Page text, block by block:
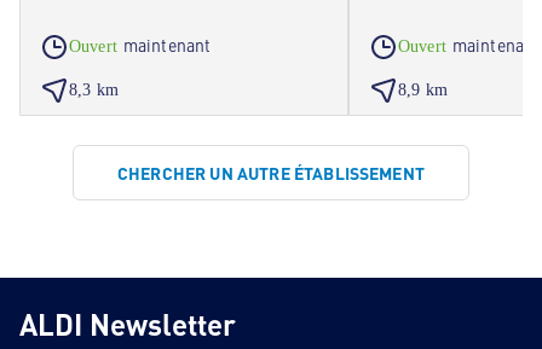
Ouvert maintenant
8,3 km
Ouvert maintenant
8,9 km
CHERCHER UN AUTRE ÉTABLISSEMENT
ALDI Newsletter